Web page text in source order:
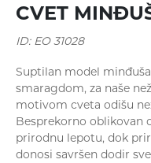
Ogrlice
CVET
Suptilan model
smaragdom, za naše
motivom cveta odišu
Besprekorno oblikovan
prirodnu lepotu, dok
donosi savršen dodir
ID: EO 31028